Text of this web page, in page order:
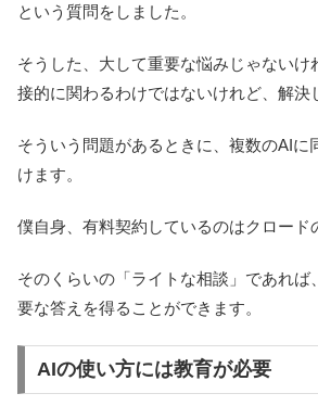
という質問をしました。
そうした、大して重要な悩みじゃないけ
接的に関わるわけではないけれど、解決
そういう問題があるときに、複数のAIに
けます。
僕自身、有料契約しているのはクロード
そのくらいの「ライトな相談」であれば
要な答えを得ることができます。
AIの使い方には教育が必要